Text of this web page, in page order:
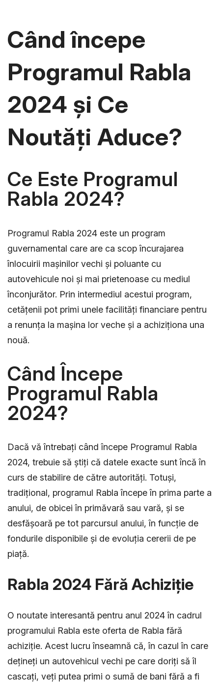
Când începe
Programul Rabla
2024 și Ce
Noutăți Aduce?
Ce Este Programul
Rabla 2024?
Programul Rabla 2024 este un program
guvernamental care are ca scop încurajarea
înlocuirii mașinilor vechi și poluante cu
autovehicule noi și mai prietenoase cu mediul
înconjurător. Prin intermediul acestui program,
cetățenii pot primi unele facilități financiare pentru
a renunța la mașina lor veche și a achiziționa una
nouă.
Când Începe
Programul Rabla
2024?
Dacă vă întrebați când începe Programul Rabla
2024, trebuie să știți că datele exacte sunt încă în
curs de stabilire de către autorități. Totuși,
tradițional, programul Rabla începe în prima parte a
anului, de obicei în primăvară sau vară, și se
desfășoară pe tot parcursul anului, în funcție de
fondurile disponibile și de evoluția cererii de pe
piață.
Rabla 2024 Fără Achiziție
O noutate interesantă pentru anul 2024 în cadrul
programului Rabla este oferta de Rabla fără
achiziție. Acest lucru înseamnă că, în cazul în care
dețineți un autovehicul vechi pe care doriți să îl
cascați, veți putea primi o sumă de bani fără a fi